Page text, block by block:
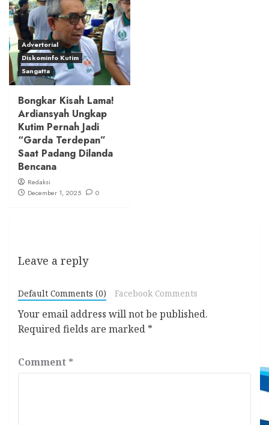
Advertorial
Diskominfo Kutim
Sangatta
Bongkar Kisah Lama!
Ardiansyah Ungkap
Kutim Pernah Jadi
“Garda Terdepan”
Saat Padang Dilanda
Bencana
Redaksi
December 1, 2025
0
Leave a reply
Default Comments (0) Facebook Comments
Your email address will not be published.
Required fields are marked *
Comment *